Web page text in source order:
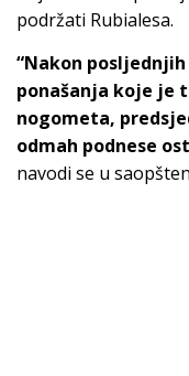
podržati Rubialesa.
“Nakon
ponašanja koje je
nogometa,
odmah podnese
navodi se u